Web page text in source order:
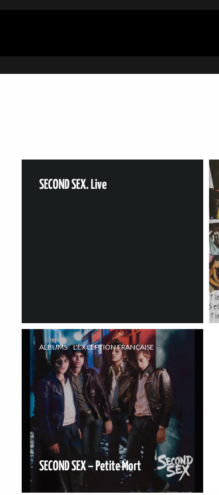
SECOND SEX. Live
ALBUMS L'EXCEPTION FRANÇAISE
SECOND SEX – Petite Mort